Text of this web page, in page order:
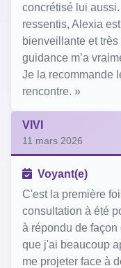
concrétisé lui
ressentis, Alexia
bienveillante et
guidance m’a
Je la recommande
rencontre. »
VIVI
11 mars 2026
Voyant(e)
C'est la première
consultation à été
à répondu de
que j'ai beaucoup
me projeter face à